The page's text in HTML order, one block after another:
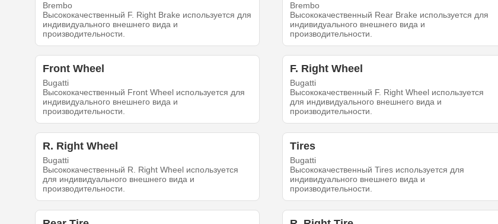
Brembo
Высококачественный F. Right Brake используется для
индивидуального внешнего вида и
производительности.
Brembo
Высококачественный Rear Brake используется для
индивидуального внешнего вида и
производительности.
Front Wheel
Bugatti
Высококачественный Front Wheel используется для
индивидуального внешнего вида и
производительности.
F. Right Wheel
Bugatti
Высококачественный F. Right Wheel используется
для индивидуального внешнего вида и
производительности.
R. Right Wheel
Bugatti
Высококачественный R. Right Wheel используется
для индивидуального внешнего вида и
производительности.
Tires
Bugatti
Высококачественный Tires используется для
индивидуального внешнего вида и
производительности.